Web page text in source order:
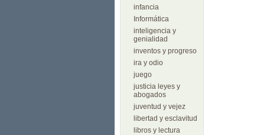
infancia
Informática
inteligencia y
genialidad
inventos y progreso
ira y odio
juego
justicia leyes y
abogados
juventud y vejez
libertad y esclavitud
libros y lectura